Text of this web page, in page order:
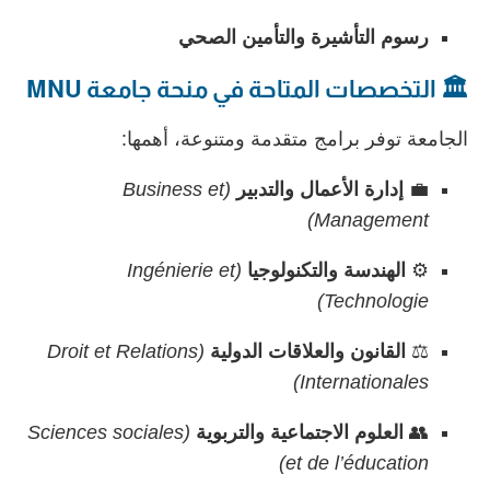
رسوم التأشيرة والتأمين الصحي
🏛️ التخصصات المتاحة في منحة جامعة MNU
الجامعة توفر برامج متقدمة ومتنوعة، أهمها:
💼 إدارة الأعمال والتدبير
(Business et
Management)
⚙️ الهندسة والتكنولوجيا (Ingénierie et
Technologie)
⚖️ القانون والعلاقات الدولية (Droit et Relations
Internationales)
👥 العلوم الاجتماعية والتربوية (Sciences sociales
et de l’éducation)